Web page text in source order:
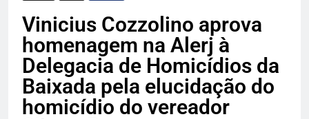
Vinicius Cozzolino aprova
homenagem na Alerj à
Delegacia de Homicídios da
Baixada pela elucidação do
homicídio do vereador